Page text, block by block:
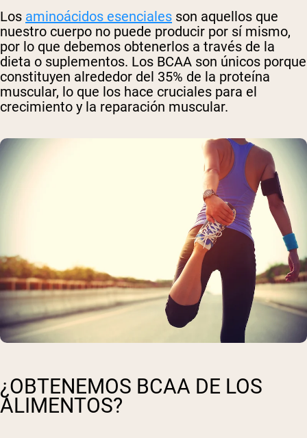
Los aminoácidos esenciales son aquellos que
nuestro cuerpo no puede producir por sí mismo,
por lo que debemos obtenerlos a través de la
dieta o suplementos. Los BCAA son únicos porque
constituyen alrededor del 35% de la proteína
muscular, lo que los hace cruciales para el
crecimiento y la reparación muscular.
¿OBTENEMOS BCAA DE LOS
ALIMENTOS?